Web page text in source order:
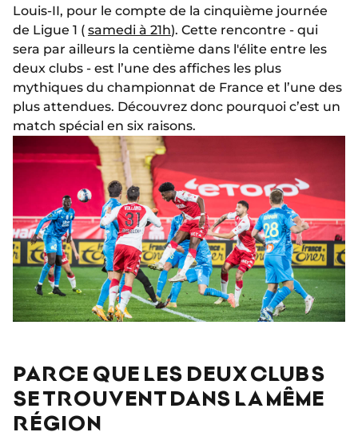
Louis-II, pour le compte de la cinquième journée
de Ligue 1 ( samedi à 21h). Cette rencontre - qui
sera par ailleurs la centième dans l'élite entre les
deux clubs - est l’une des affiches les plus
mythiques du championnat de France et l’une des
plus attendues. Découvrez donc pourquoi c’est un
match spécial en six raisons.
PARCE QUE LES DEUX CLUBS
SE TROUVENT DANS LA MÊME
RÉGION